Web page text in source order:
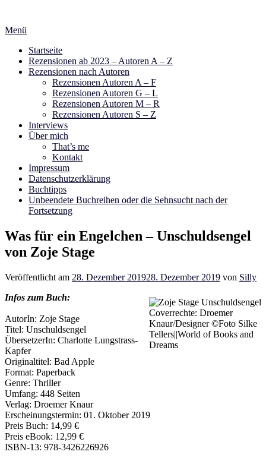
springen
Menü
Startseite
Rezensionen ab 2023 – Autoren A – Z
Rezensionen nach Autoren
Rezensionen Autoren A – F
Rezensionen Autoren G – L
Rezensionen Autoren M – R
Rezensionen Autoren S – Z
Interviews
Über mich
That’s me
Kontakt
Impressum
Datenschutzerklärung
Buchtipps
Unbeendete Buchreihen oder die Sehnsucht nach der
Fortsetzung
Was für ein Engelchen – Unschuldsengel
von Zoje Stage
Veröffentlicht am 28. Dezember 201928. Dezember 2019 von Silly
Coverrechte: Droemer
Knaur/Designer ©Foto Silke
Tellers||World of Books and
Dreams
Infos zum Buch:
AutorIn: Zoje Stage
Titel: Unschuldsengel
ÜbersetzerIn: Charlotte Lungstrass-
Kapfer
Originaltitel: Bad Apple
Format: Paperback
Genre: Thriller
Umfang: 448 Seiten
Verlag: Droemer Knaur
Erscheinungstermin: 01. Oktober 2019
Preis Buch: 14,99 €
Preis eBook: 12,99 €
ISBN-13: 978-3426226926